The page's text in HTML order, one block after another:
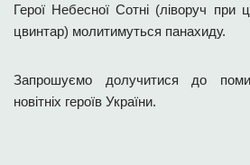
Герої Небесної Сотні (ліворуч при
цвинтар) молитимуться панахиду.
Запрошуємо долучитися до
новітніх героїв України.